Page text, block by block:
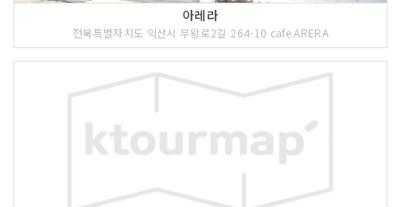
아레라
전북특별자치도 익산시 무왕로2길 264-10 cafe ARERA